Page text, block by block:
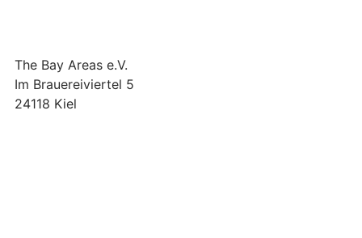
The Bay Areas e.V.
Im Brauereiviertel 5
24118 Kiel